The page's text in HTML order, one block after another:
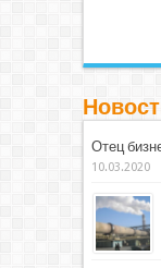
Отец
10.03.2020